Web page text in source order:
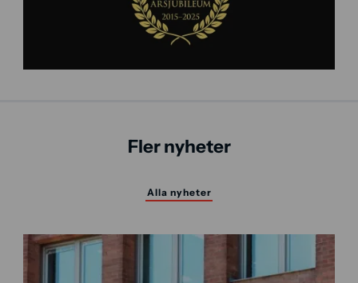
Fler nyheter
Alla nyheter